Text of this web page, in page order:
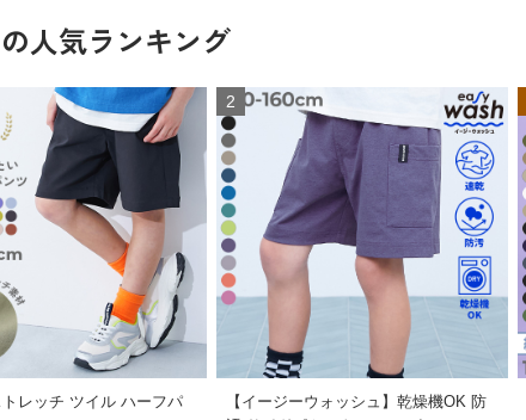
人気ランキング
レッチ ツイル ハーフパ
2
【イージーウォッシュ】乾燥機OK 防